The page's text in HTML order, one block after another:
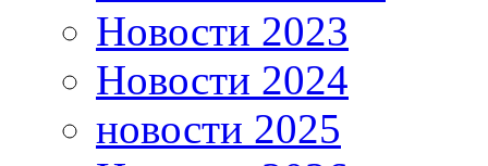
Новости 2023
Новости 2024
новости 2025